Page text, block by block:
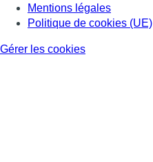
Mentions légales
Politique de cookies (UE)
Gérer les cookies